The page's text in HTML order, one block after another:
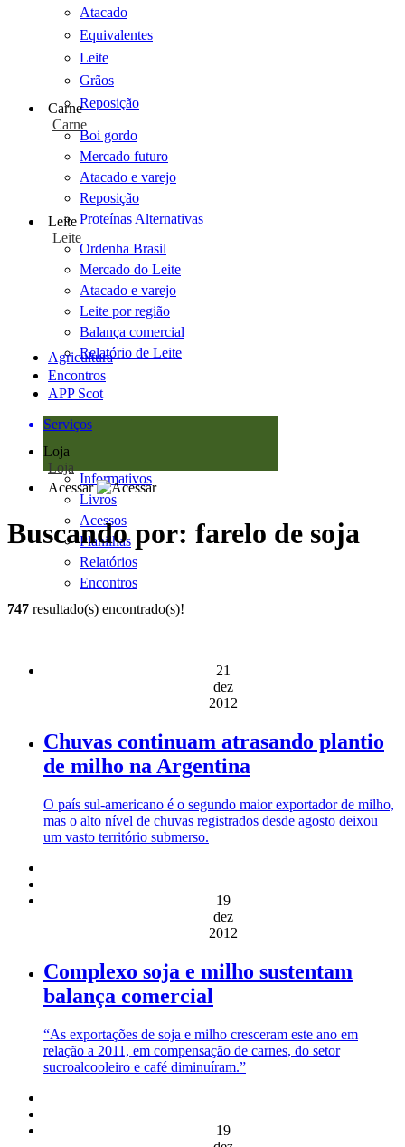
Atacado
Equivalentes
Leite
Grãos
Reposição
Carne
Carne
Boi gordo
Mercado futuro
Atacado e varejo
Reposição
Proteínas Alternativas
Leite
Leite
Ordenha Brasil
Mercado do Leite
Atacado e varejo
Leite por região
Balança comercial
Relatório de Leite
Agricultura
Encontros
APP Scot
Serviços
Loja
Loja
Informativos
Livros
Acessos
Planilhas
Relatórios
Encontros
Acessar
Buscando por: farelo de soja
747 resultado(s) encontrado(s)!
21
dez
2012
Chuvas continuam atrasando plantio
de milho na Argentina
O país sul-americano é o segundo maior exportador de milho,
mas o alto nível de chuvas registrados desde agosto deixou
um vasto território submerso.
19
dez
2012
Complexo soja e milho sustentam
balança comercial
“As exportações de soja e milho cresceram este ano em
relação a 2011, em compensação de carnes, do setor
sucroalcooleiro e café diminuíram.”
19